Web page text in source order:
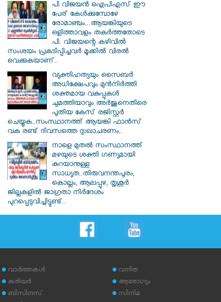
പി വിജയന്‍ ഐപിഎസ് ഈ
പേര് കേൾക്കുമ്പോഴേ
രോമാഞ്ചം...ആയങ്കിയുടെ
ഒളിത്താവളം തകര്‍ത്തതോടെ
പി. വിജയന്റെ കഴിവില്‍
സംശയം പ്രകടിപ്പിച്ചവര്‍ മൂക്കില്‍ വിരല്‍
വെക്കുകയാണ്..
വ്യക്തിഹത്യയും സൈബര്‍
അധിക്ഷേപവും മുന്‍നിര്‍ത്തി
ശക്തമായ വകുപ്പുകള്‍
ചുമത്തിയാവും അർജുനെതിരെ
പുതിയ കേസ് രജിസ്റ്റര്‍
ചെയ്യുക..സംസ്ഥാനത്ത് ആയങ്കി ഫാൻസ്
വക രണ്ട് ദിവസത്തെ ദുഃഖാചരണം..
നാളെ മുതൽ സംസ്ഥാനത്ത്
മഴയുടെ ശക്തി ഗണ്യമായി
കുറയാനുള്ള
സാധ്യത..തിരുവനന്തപുരം,
കൊല്ലം, ആലപ്പുഴ, തൃശൂർ
ജില്ലകളിൽ ജാഗ്രതാ നിർദേശം
പുറപ്പെടുവിച്ചിട്ടുണ്ട്..
വാര്‍ത്തകള്‍
കരിയര്‍
ബിസിനസ്
വനിത
ആരോഗ്യം
സിനിമ